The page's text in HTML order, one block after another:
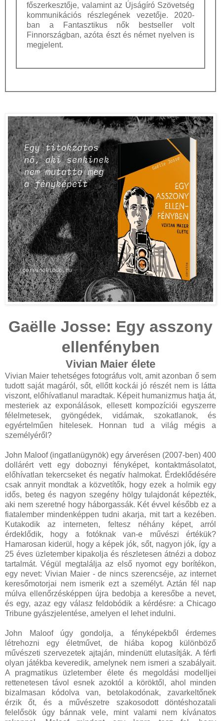
főszerkesztője, valamint az Újságíró Szövetség
kommunikációs részlegének vezetője. 2020-
ban a Fantasztikus nők bestseller volt
Finnországban, azóta észt és német nyelven is
megjelent.
Gaëlle Josse: Egy asszony
ellenfényben
Vivian Maier élete
Vivian Maier tehetséges fotográfus volt, amit azonban ő sem
tudott saját magáról, sőt, ellőtt kockái jó részét nem is látta
viszont, előhívatlanul maradtak. Képeit humanizmus hatja át,
mesteriek az exponálások, ellesett kompozíciói egyszerre
félelmetesek, gyöngédek, vidámak, szokatlanok, és
egyértelműen hitelesek. Honnan tud a világ mégis a
személyéről?
John Maloof (ingatlanügynök) egy árverésen (2007-ben) 400
dollárért vett egy doboznyi fényképet, kontaktmásolatot,
előhívatlan tekercseket és negatív halmokat. Érdeklődésére
csak annyit mondtak a közvetítők, hogy ezek a holmik egy
idős, beteg és nagyon szegény hölgy tulajdonát képezték,
aki nem szeretné hogy háborgassák. Két évvel később ez a
fiatalember mindenképpen tudni akarja, mit tart a kezében.
Kutakodik az interneten, feltesz néhány képet, arról
érdeklődik, hogy a fotóknak van-e művészi értékük?
Hamarosan kiderül, hogy a képek jók, sőt, nagyon jók, így a
25 éves üzletember kipakolja és részletesen átnézi a doboz
tartalmát. Végül megtalálja az első nyomot egy borítékon,
egy nevet: Vivian Maier - de nincs szerencséje, az internet
keresőmotorjai nem ismerik ezt a személyt. Aztán fél nap
múlva ellenőrzésképpen újra bedobja a keresőbe a nevet,
és egy, azaz egy válasz feldobódik a kérdésre: a Chicago
Tribune gyászjelentése, amelyen el lehet indulni.
John Maloof úgy gondolja, a fényképekből érdemes
létrehozni egy életművet, de hiába kopog különböző
művészeti szervezetek ajtaján, mindenütt elutasítják. A férfi
olyan játékba keveredik, amelynek nem ismeri a szabályait.
A pragmatikus üzletember élete és megoldási modelljei
rettenetesen távol esnek azoktól a köröktől, ahol minden
bizalmasan kódolva van, betolakodónak, zavarkeltőnek
érzik őt, és a művészetre szakosodott döntéshozatali
felelősök úgy bánnak vele, mint valami nem kívánatos